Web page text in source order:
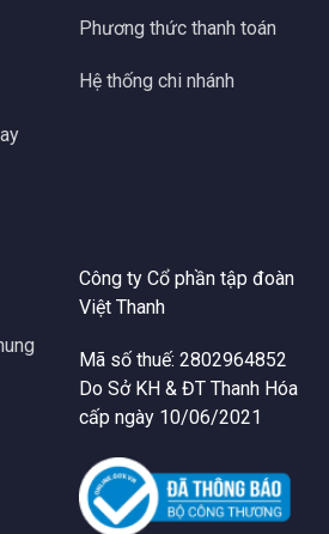
Phương thức thanh toán
Hệ thống chi nhánh
Công ty Cổ phần tập đoàn
Việt Thanh
Mã số thuế: 2802964852
Do Sở KH & ĐT Thanh Hóa
cấp ngày 10/06/2021